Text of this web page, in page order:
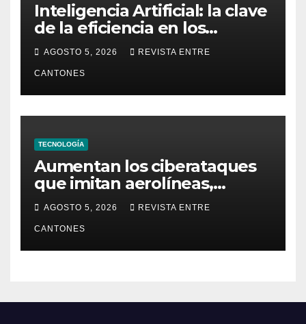
Inteligencia Artificial: la clave
de la eficiencia en los
Centros de Operaciones de
Seguridad
AGOSTO 5, 2026 REVISTA ENTRE
CANTONES
TECNOLOGÍA
Aumentan los ciberataques
que imitan aerolíneas,
hoteles y plataformas de
viaje
AGOSTO 5, 2026 REVISTA ENTRE
CANTONES